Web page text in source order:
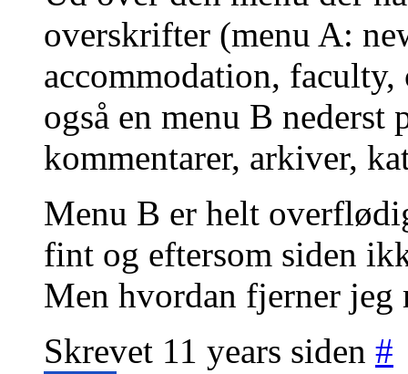
overskrifter (menu A:
accommodation,
også en menu B
kommentarer, arkiver,
Menu B er helt
fint og eftersom siden
Men hvordan fjerner jeg
Skrevet 11 years siden #